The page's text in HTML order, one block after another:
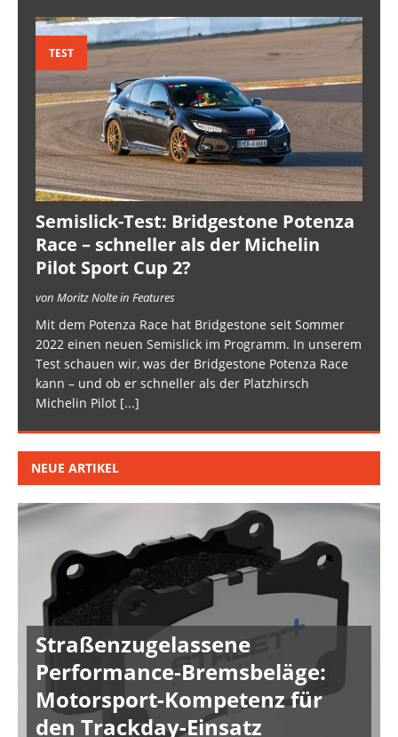
TEST
Semislick-Test: Bridgestone Potenza
Race – schneller als der Michelin
Pilot Sport Cup 2?
von Moritz Nolte in Features
Mit dem Potenza Race hat Bridgestone seit Sommer
2022 einen neuen Semislick im Programm. In unserem
Test schauen wir, was der Bridgestone Potenza Race
kann – und ob er schneller als der Platzhirsch
Michelin Pilot [...]
NEUE ARTIKEL
Straßenzugelassene
Performance-Bremsbeläge:
Motorsport-Kompetenz für
den Trackday-Einsatz